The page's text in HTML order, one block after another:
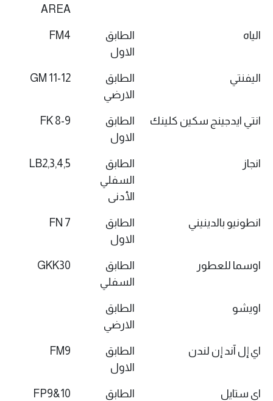
AREA
الياه
الطابق
الاول
FM4
اليفنتي
الطابق
الارضي
GM 11-12
انتي ايدجينج سكين كلينك
الطابق
الاول
FK 8-9
انجاز
الطابق
السفلي
الأدنى
LB2,3,4,5
انطونيو بالدينيني
الطابق
الاول
FN 7
اوسما للعطور
الطابق
السفلي
GKK30
اويشو
الطابق
الارضي
اي إل آند إن لندن
الطابق
الاول
FM9
اي ستايل
الطابق
FP9&10